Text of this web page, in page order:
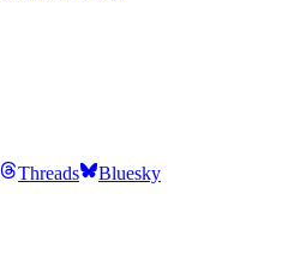
Threads Bluesky